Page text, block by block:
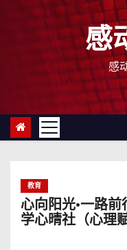
感
感
教育
心向阳光·一路
学心晴社（心理